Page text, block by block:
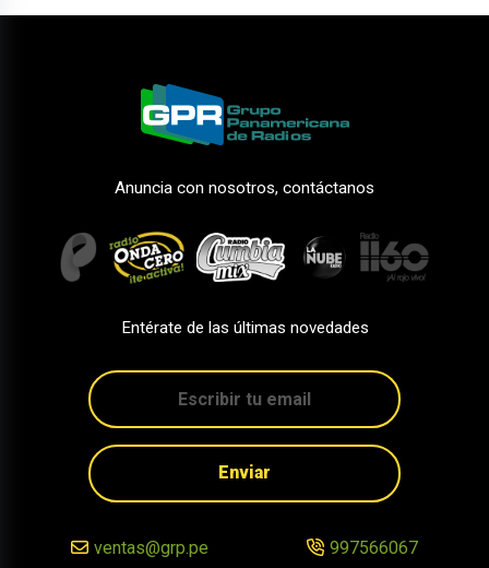
Anuncia con nosotros, contáctanos
Entérate de las últimas novedades
Enviar
ventas@grp.pe 997566067